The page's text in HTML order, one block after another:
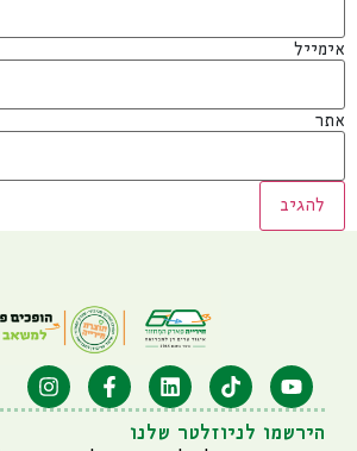
אימייל
אתר
הירשמו לניוזלטר שלנו